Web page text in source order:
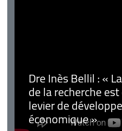
Dre Inès Bellil : «
de la recherche
levier de
économique »